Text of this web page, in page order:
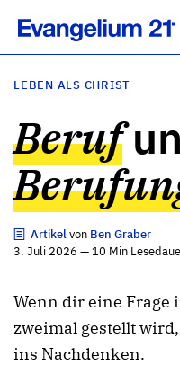
LEBEN ALS CHRIST
Beruf
Artikelvon Ben Graber
3. Juli 2026 — 10 Min
Wenn dir eine Frage
zweimal gestellt
ins Nachdenken.